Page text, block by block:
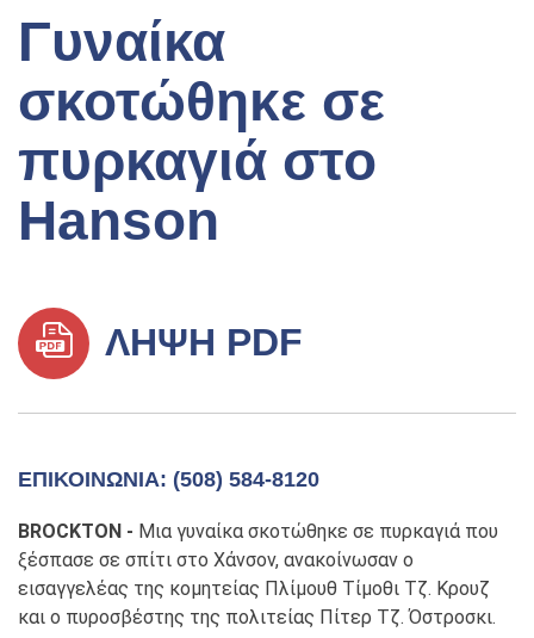
Γυναίκα
σκοτώθηκε σε
πυρκαγιά στο
Hanson
ΛΉΨΗ PDF
ΕΠΙΚΟΙΝΩΝΊΑ: (508) 584-8120
BROCKTON - Μια γυναίκα σκοτώθηκε σε πυρκαγιά που
ξέσπασε σε σπίτι στο Χάνσον, ανακοίνωσαν ο
εισαγγελέας της κομητείας Πλίμουθ Τίμοθι Τζ. Κρουζ
και ο πυροσβέστης της πολιτείας Πίτερ Τζ. Όστροσκι.